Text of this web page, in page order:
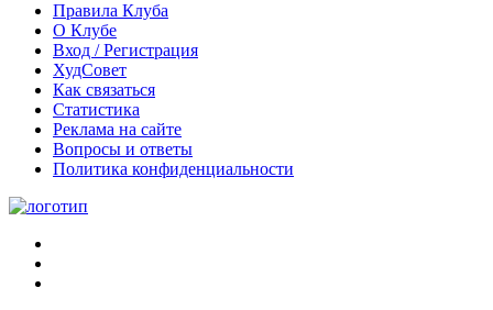
Правила Клуба
О Клубе
Вход / Регистрация
ХудСовет
Как связаться
Статистика
Реклама на сайте
Вопросы и ответы
Политика конфиденциальности